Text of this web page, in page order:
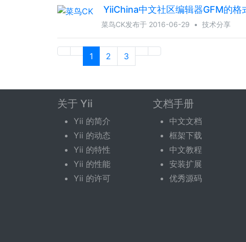
YiiChina中文社区编辑器GFM的格
菜鸟CK发布于 2016-06-29 • 技术分享
1 2 3
关于 Yii
Yii 的简介
Yii 的动态
Yii 的特性
Yii 的性能
Yii 的许可
文档手册
中文文档
框架下载
中文教程
安装扩展
优秀源码